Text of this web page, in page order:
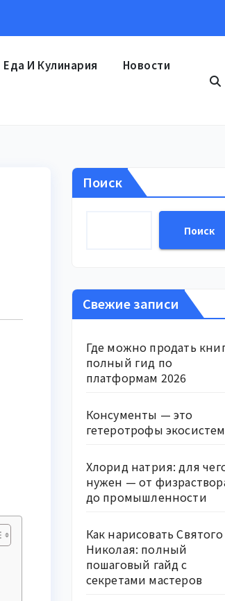
Еда И Кулинария Новости
Поиск
Поиск
Свежие записи
Где можно продать
полный гид по
платформам 2026
Консументы — это
гетеротрофы
Хлорид натрия: для
нужен — от
до промышленности
Как нарисовать Святого
Николая: полный
пошаговый гайд с
секретами мастеров